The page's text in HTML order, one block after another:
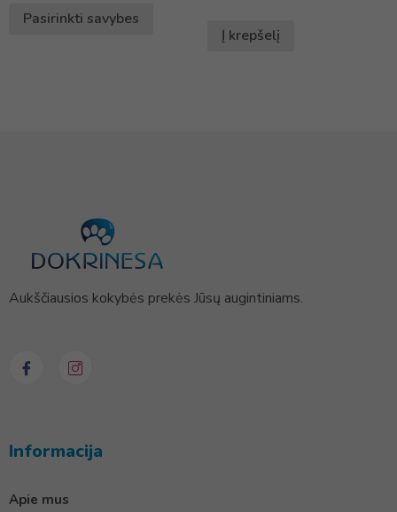
Pasirinkti savybes
Į krepšelį
Aukščiausios kokybės prekės Jūsų augintiniams.
Informacija
Apie mus